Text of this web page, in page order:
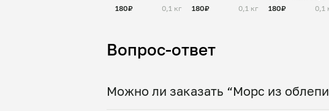
180₽
0,1 кг
180₽
0,1 кг
180₽
0,1
Вопрос-ответ
Можно ли заказать “Морс из